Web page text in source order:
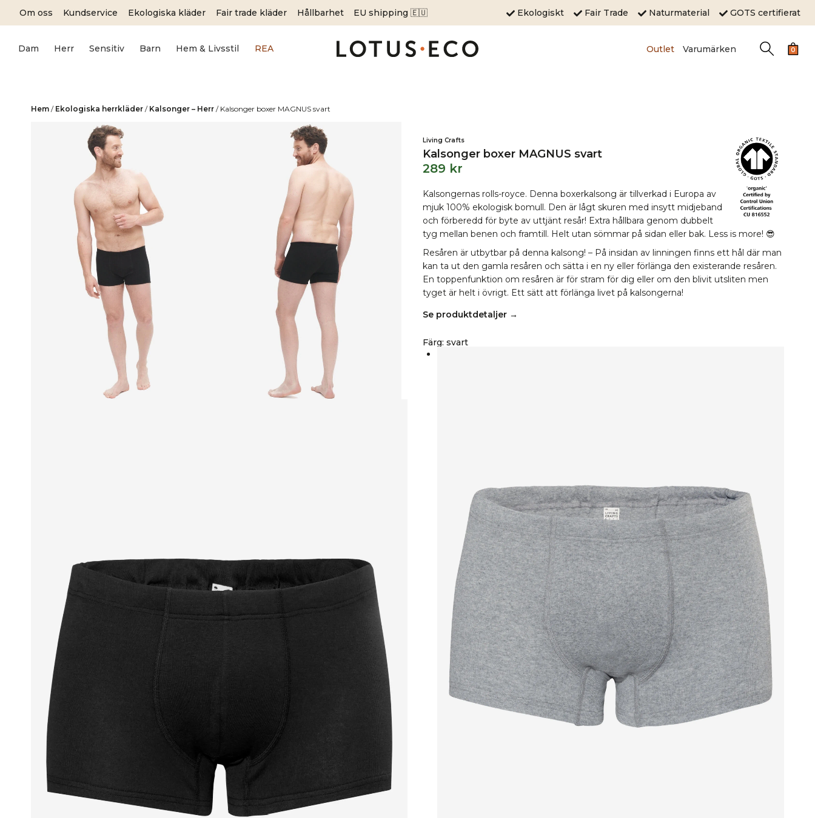
Om oss Kundservice Ekologiska kläder Fair trade kläder Hållbarhet EU shipping 🇪🇺 Ekologiskt Fair Trade Naturmaterial GOTS certifierat
Dam Herr Sensitiv Barn Hem & Livsstil REA Outlet Varumärken 0
Hem / Ekologiska herrkläder / Kalsonger – Herr / Kalsonger boxer MAGNUS svart
Living Crafts
Kalsonger boxer MAGNUS svart
289 kr
Kalsongernas rolls-royce. Denna boxerkalsong är tillverkad i Europa av
mjuk 100% ekologisk bomull. Den är lågt skuren med insytt midjeband
och förberedd för byte av uttjänt resår! Extra hållbara genom dubbelt
tyg mellan benen och framtill. Helt utan sömmar på sidan eller bak. Less is more! 😎
Resåren är utbytbar på denna kalsong! – På insidan av linningen finns ett hål där man
kan ta ut den gamla resåren och sätta i en ny eller förlänga den existerande resåren.
En toppenfunktion om resåren är för stram för dig eller om den blivit utsliten men
tyget är helt i övrigt. Ett sätt att förlänga livet på kalsongerna!
Se produktdetaljer →
Färg: svart